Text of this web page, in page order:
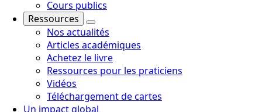
Cours publics
Ressources
Nos actualités
Articles académiques
Achetez le livre
Ressources pour les praticiens
Vidéos
Téléchargement de cartes
Un impact global